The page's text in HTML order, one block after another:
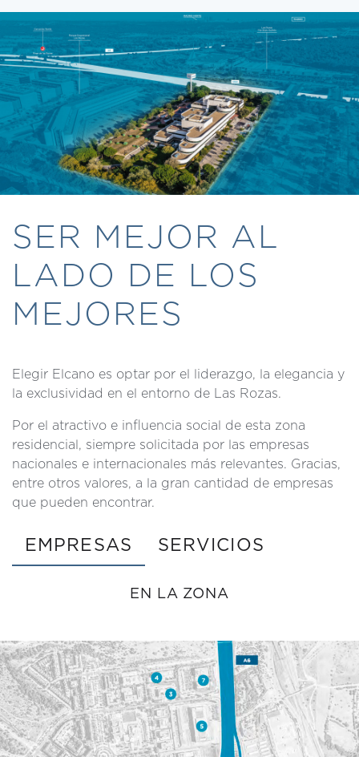
SER MEJOR AL
LADO DE LOS
MEJORES
Elegir Elcano es optar por el liderazgo, la elegancia y
la exclusividad en el entorno de Las Rozas.
Por el atractivo e influencia social de esta zona
residencial, siempre solicitada por las empresas
nacionales e internacionales más relevantes. Gracias,
entre otros valores, a la gran cantidad de empresas
que pueden encontrar.
EMPRESAS SERVICIOS
EN LA ZONA